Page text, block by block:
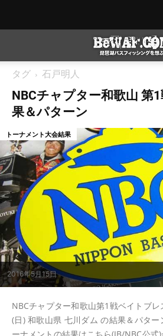
タグ 石戸明人
NBCチャプター和歌山 第
果＆パターン
2016年5月15日
トーナメント大会結果
NBCチャプター和歌山第1戦ベイトブ
(日) 和歌山県 七川ダム の結果＆パター
ーナメントの結果はこちら(JB/NBC公式